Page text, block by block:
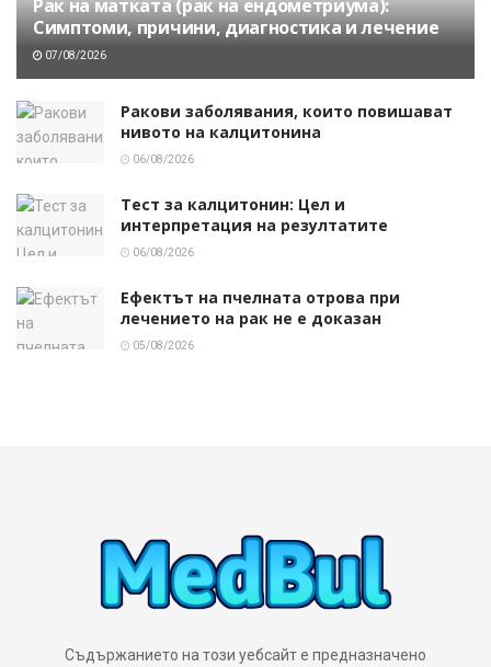
Рак на матката (рак на ендометриума):
Симптоми, причини, диагностика и лечение
07/08/2026
Ракови заболявания, които повишават
нивото на калцитонина
06/08/2026
Тест за калцитонин: Цел и
интерпретация на резултатите
06/08/2026
Ефектът на пчелната отрова при
лечението на рак не е доказан
05/08/2026
Съдържанието на този уебсайт е предназначено